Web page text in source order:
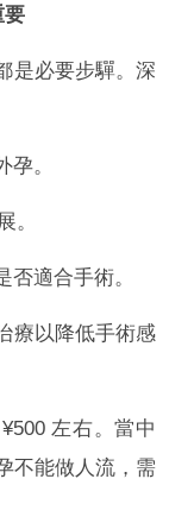
要
是必要步驒。深
。
。
適合手術。
療以降低手術感
左右。當中
不能做人流，需